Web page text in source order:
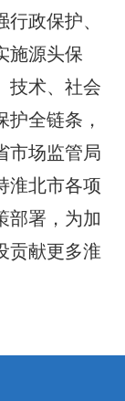
政保护、
施源头保
技术、社会
全链条，
市场监管局
淮北市各项
部署，为加
贡献更多淮